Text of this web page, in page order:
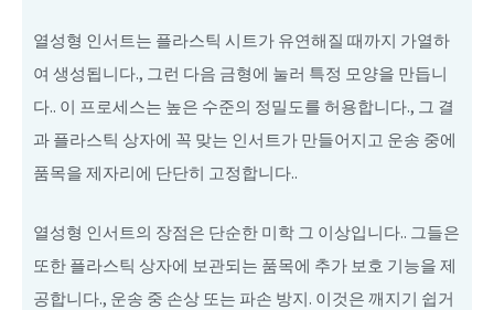
열성형 인서트는 플라스틱 시트가 유연해질 때까지 가열하
여 생성됩니다., 그런 다음 금형에 눌러 특정 모양을 만듭니
다.. 이 프로세스는 높은 수준의 정밀도를 허용합니다., 그 결
과 플라스틱 상자에 꼭 맞는 인서트가 만들어지고 운송 중에
품목을 제자리에 단단히 고정합니다..
열성형 인서트의 장점은 단순한 미학 그 이상입니다.. 그들은
또한 플라스틱 상자에 보관되는 품목에 추가 보호 기능을 제
공합니다., 운송 중 손상 또는 파손 방지. 이것은 깨지기 쉽거